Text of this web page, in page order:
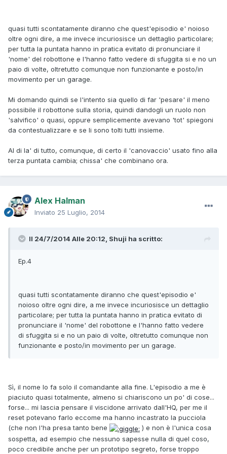
quasi tutti scontatamente diranno che quest'episodio e' noioso
oltre ogni dire, a me invece incuriosisce un dettaglio particolare;
per tutta la puntata hanno in pratica evitato di pronunciare il
'nome' del robottone e l'hanno fatto vedere di sfuggita si e no un
paio di volte, oltretutto comunque non funzionante e posto/in
movimento per un garage.
Mi domando quindi se l'intento sia quello di far 'pesare' il meno
possibile il robottone sulla storia, quindi dandogli un ruolo non
'salvifico' o quasi, oppure semplicemente avevano 'tot' spiegoni
da contestualizzare e se li sono tolti tutti insieme.
Al di la' di tutto, comunque, di certo il 'canovaccio' usato fino alla
terza puntata cambia; chissa' che combinano ora.
Alex Halman
Inviato 25 Luglio, 2014
Il 24/7/2014 Alle 20:12, Shuji ha scritto:
Ep.4
quasi tutti scontatamente diranno che quest'episodio e'
noioso oltre ogni dire, a me invece incuriosisce un dettaglio
particolare; per tutta la puntata hanno in pratica evitato di
pronunciare il 'nome' del robottone e l'hanno fatto vedere
di sfuggita si e no un paio di volte, oltretutto comunque non
funzionante e posto/in movimento per un garage.
Sì, il nome lo fa solo il comandante alla fine. L'episodio a me è
piaciuto quasi totalmente, almeno si chiariscono un po' di cose...
forse... mi lascia pensare il viscidone arrivato dall'HQ, per me il
reset potevano farlo eccome ma hanno incastrato la pucciola
(che non l'ha presa tanto bene
) e non è l'unica cosa
sospetta, ad esempio che nessuno sapesse nulla di quel coso,
poco credibile anche per un prototipo segreto, forse troppo